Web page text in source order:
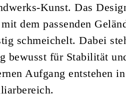
Kunst. Das
dem passenden
schmeichelt. Dabei
bewusst für Stabilität
Aufgang entstehen